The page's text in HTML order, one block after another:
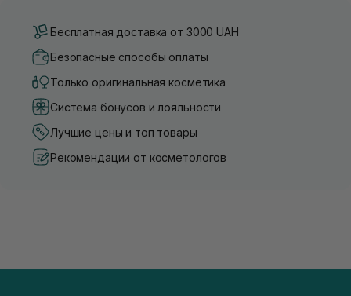
Бесплатная доставка от 3000 UAH
Безопасные способы оплаты
Только оригинальная косметика
Система бонусов и лояльности
Лучшие цены и топ товары
Рекомендации от косметологов